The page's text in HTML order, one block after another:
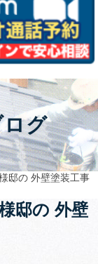
グ
邸の 外壁塗装工事
邸の 外壁